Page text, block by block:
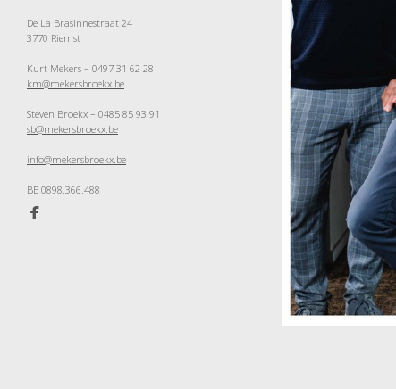
De La Brasinnestraat 24
3770 Riemst
Kurt Mekers – 0497 31 62 28
km@mekersbroekx.be
Steven Broekx – 0485 85 93 91
sb@mekersbroekx.be
info@mekersbroekx.be
BE 0898.366.488